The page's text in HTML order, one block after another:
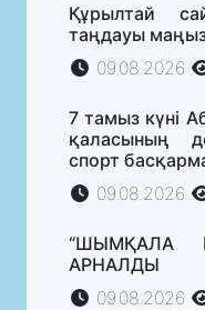
Құрылтай
таңдауы
09.08.2026
7 тамыз күні
қаласының
спорт
09.08.2026
“ШЫМҚАЛА
АРНАЛДЫ
09.08.2026